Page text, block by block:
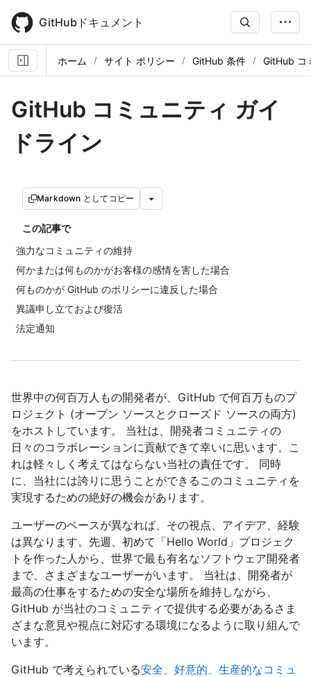
main
content
GitHubドキュメント
ホーム サイト ポリシー GitHub 条件 GitHub コ
GitHub コミュニティ ガイ
ドライン
Markdown としてコピー
この記事で
強力なコミュニティの維持
何かまたは何ものかがお客様の感情を害した場合
何ものかが GitHub のポリシーに違反した場合
異議申し立ておよび復活
法定通知
世界中の何百万人もの開発者が、GitHub で何百万ものプ
ロジェクト (オープン ソースとクローズド ソースの両方)
をホストしています。 当社は、開発者コミュニティの
日々のコラボレーションに貢献できて幸いに思います。こ
れは軽々しく考えてはならない当社の責任です。 同時
に、当社には誇りに思うことができるこのコミュニティを
実現するための絶好の機会があります。
ユーザーのベースが異なれば、その視点、アイデア、経験
は異なります。先週、初めて「Hello World」プロジェク
トを作った人から、世界で最も有名なソフトウェア開発者
まで、さまざまなユーザーがいます。 当社は、開発者が
最高の仕事をするための安全な場所を維持しながら、
GitHub が当社のコミュニティで提供する必要があるさま
ざまな意見や視点に対応する環境になるように取り組んで
います。
GitHub で考えられている安全、好意的、生産的なコミュ